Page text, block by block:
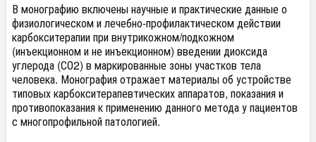
В монографию включены научные и практические данные о
физиологическом и лечебно-профилактическом действии
карбокситерапии при внутрикожном/подкожном
(инъекционном и не инъекционном) введении диоксида
углерода (СО2) в маркированные зоны участков тела
человека. Монография отражает материалы об устройстве
типовых карбокситерапевтических аппаратов, показания и
противопоказания к применению данного метода у пациентов
с многопрофильной патологией.